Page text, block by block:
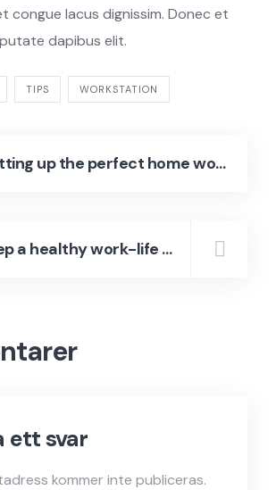
congue lacus dignissim. Donec et
dapibus elit.
TIPS WORKSTATION
Setting up the perfect home workstation
How to keep a healthy work-life balance
ett svar
kommer inte publiceras.